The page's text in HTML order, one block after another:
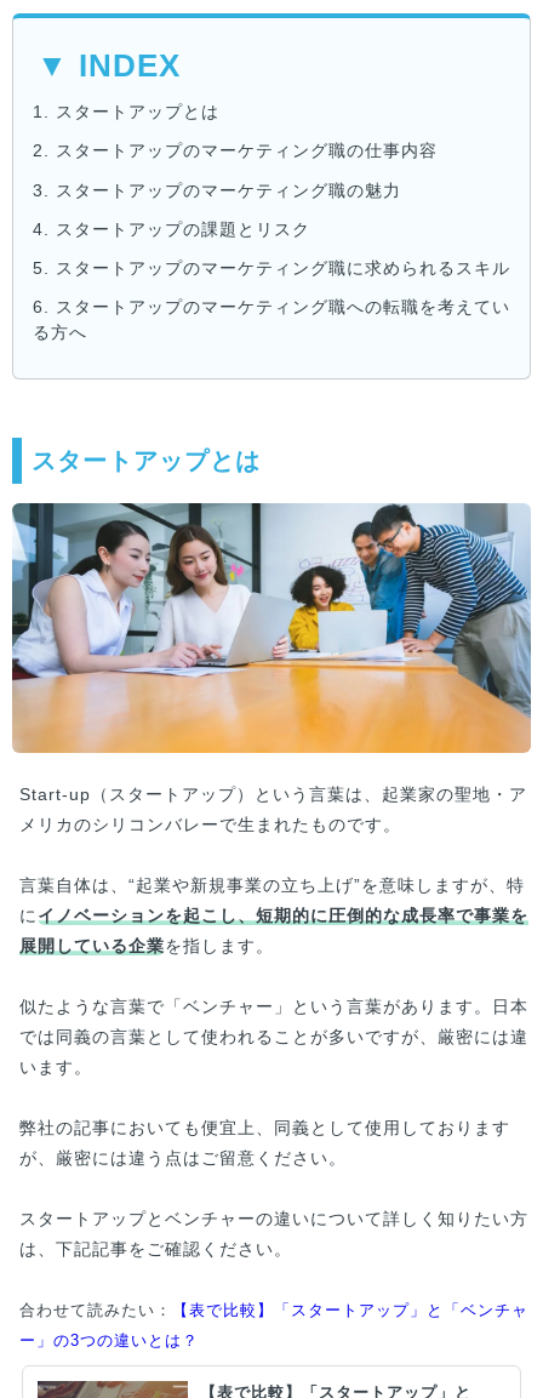
▼ INDEX
1. スタートアップとは
2. スタートアップのマーケティング職の仕事内容
3. スタートアップのマーケティング職の魅力
4. スタートアップの課題とリスク
5. スタートアップのマーケティング職に求められるスキル
6.
スタートアップのマーケティング職への転職を考えてい
る方へ
スタートアップとは
Start-up（スタートアップ）という言葉は、起業家の聖地・ア
メリカのシリコンバレーで生まれたものです。
言葉自体は、“起業や新規事業の立ち上げ”を意味しますが、特
にイノベーションを起こし、短期的に圧倒的な成長率で事業を
展開している企業を指します。
似たような言葉で「ベンチャー」という言葉があります。日本
では同義の言葉として使われることが多いですが、厳密には違
います。
弊社の記事においても便宜上、同義として使用しております
が、厳密には違う点はご留意ください。
スタートアップとベンチャーの違いについて詳しく知りたい方
は、下記記事をご確認ください。
合わせて読みたい：
【表で比較】「スタートアップ」と「ベンチャ
ー」の3つの違いとは？
【表で比較】「スタートアップ」と